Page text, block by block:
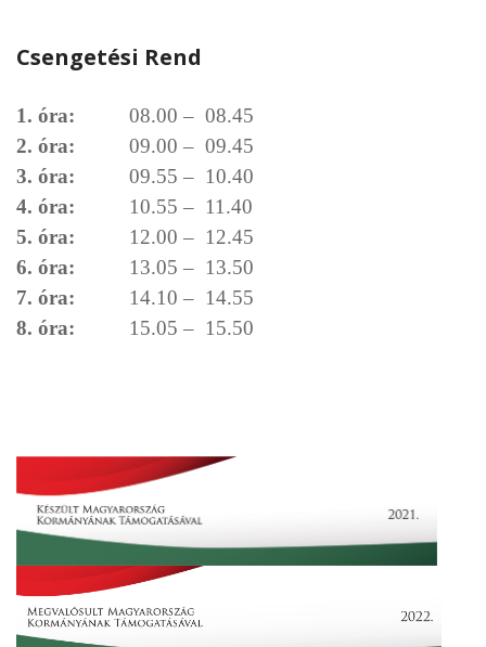
Csengetési Rend
1. óra:
08.00 – 08.45
2. óra: 09.00 – 09.45
3. óra: 09.55 – 10.40
4. óra: 10.55 – 11.40
5. óra: 12.00 – 12.45
6. óra: 13.05 – 13.50
7. óra: 14.10 – 14.55
8. óra: 15.05 – 15.50